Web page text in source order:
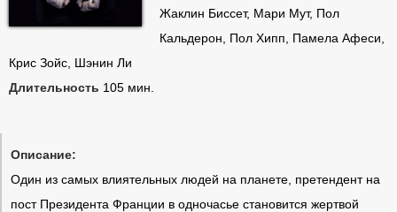
Жаклин Биссет, Мари Мут, Пол
Кальдерон, Пол Хипп, Памела Афеси,
Крис Зойс, Шэнин Ли
Длительность 105 мин.
Описание:
Один из самых влиятельных людей на планете, претендент на
пост Президента Франции в одночасье становится жертвой